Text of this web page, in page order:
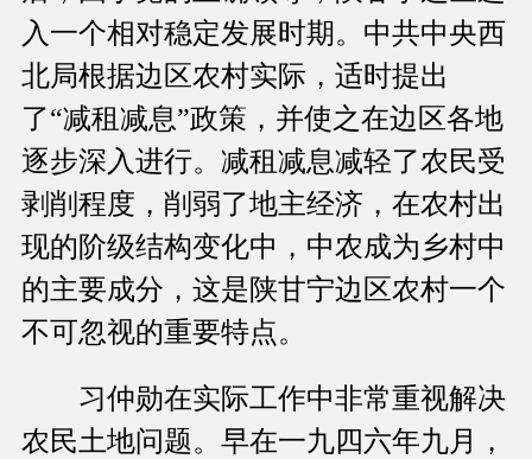
入一个相对稳定发展时期。中共中央西
北局根据边区农村实际，适时提出
了“减租减息”政策，并使之在边区各地
逐步深入进行。减租减息减轻了农民受
剥削程度，削弱了地主经济，在农村出
现的阶级结构变化中，中农成为乡村中
的主要成分，这是陕甘宁边区农村一个
不可忽视的重要特点。
习仲勋在实际工作中非常重视解决
农民土地问题。早在一九四六年九月，